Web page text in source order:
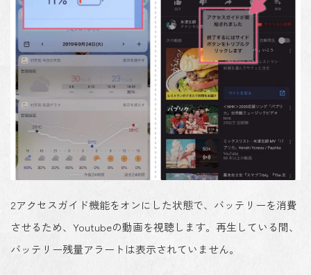
2アクセスガイド機能をオンにした状態で、バッテリーを消費
させるため、Youtubeの動画を視聴します。 再生している間、
バッテリー残量アラートは表示されていません。